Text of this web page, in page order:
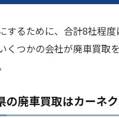
するために、合計8社程
くつかの会社が廃車買取
の廃車買取はカーネ